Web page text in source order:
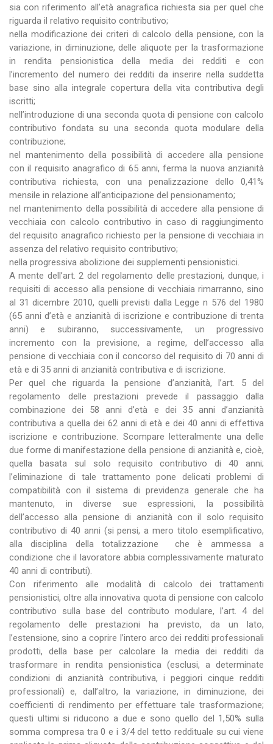
sia con riferimento all’età anagrafica richiesta sia per quel che
riguarda il relativo requisito contributivo;
nella modificazione dei criteri di calcolo della pensione, con la
variazione, in diminuzione, delle aliquote per la trasformazione
in rendita pensionistica della media dei redditi e con
l’incremento del numero dei redditi da inserire nella suddetta
base sino alla integrale copertura della vita contributiva degli
iscritti;
nell’introduzione di una seconda quota di pensione con calcolo
contributivo fondata su una seconda quota modulare della
contribuzione;
nel mantenimento della possibilità di accedere alla pensione
con il requisito anagrafico di 65 anni, ferma la nuova anzianità
contributiva richiesta, con una penalizzazione dello 0,41%
mensile in relazione all’anticipazione del pensionamento;
nel mantenimento della possibilità di accedere alla pensione di
vecchiaia con calcolo contributivo in caso di raggiungimento
del requisito anagrafico richiesto per la pensione di vecchiaia in
assenza del relativo requisito contributivo;
nella progressiva abolizione dei supplementi pensionistici.
A mente dell’art. 2 del regolamento delle prestazioni, dunque, i
requisiti di accesso alla pensione di vecchiaia rimarranno, sino
al 31 dicembre 2010, quelli previsti dalla Legge n 576 del 1980
(65 anni d’età e anzianità di iscrizione e contribuzione di trenta
anni) e subiranno, successivamente, un progressivo
incremento con la previsione, a regime, dell’accesso alla
pensione di vecchiaia con il concorso del requisito di 70 anni di
età e di 35 anni di anzianità contributiva e di iscrizione.
Per quel che riguarda la pensione d’anzianità, l’art. 5 del
regolamento delle prestazioni prevede il passaggio dalla
combinazione dei 58 anni d’età e dei 35 anni d’anzianità
contributiva a quella dei 62 anni di età e dei 40 anni di effettiva
iscrizione e contribuzione. Scompare letteralmente una delle
due forme di manifestazione della pensione di anzianità e, cioè,
quella basata sul solo requisito contributivo di 40 anni;
l’eliminazione di tale trattamento pone delicati problemi di
compatibilità con il sistema di previdenza generale che ha
mantenuto, in diverse sue espressioni, la possibilità
dell’accesso alla pensione di anzianità con il solo requisito
contributivo di 40 anni (si pensi, a mero titolo esemplificativo,
alla disciplina della totalizzazione che è ammessa a
condizione che il lavoratore abbia complessivamente maturato
40 anni di contributi).
Con riferimento alle modalità di calcolo dei trattamenti
pensionistici, oltre alla innovativa quota di pensione con calcolo
contributivo sulla base del contributo modulare, l’art. 4 del
regolamento delle prestazioni ha previsto, da un lato,
l’estensione, sino a coprire l’intero arco dei redditi professionali
prodotti, della base per calcolare la media dei redditi da
trasformare in rendita pensionistica (esclusi, a determinate
condizioni di anzianità contributiva, i peggiori cinque redditi
professionali) e, dall’altro, la variazione, in diminuzione, dei
coefficienti di rendimento per effettuare tale trasformazione;
questi ultimi si riducono a due e sono quello del 1,50% sulla
somma compresa tra 0 e i 3/4 del tetto reddituale su cui viene